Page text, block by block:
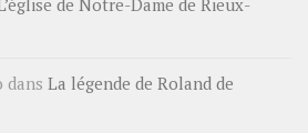
de Notre-Dame de Rieux-
dans La légende de Roland de